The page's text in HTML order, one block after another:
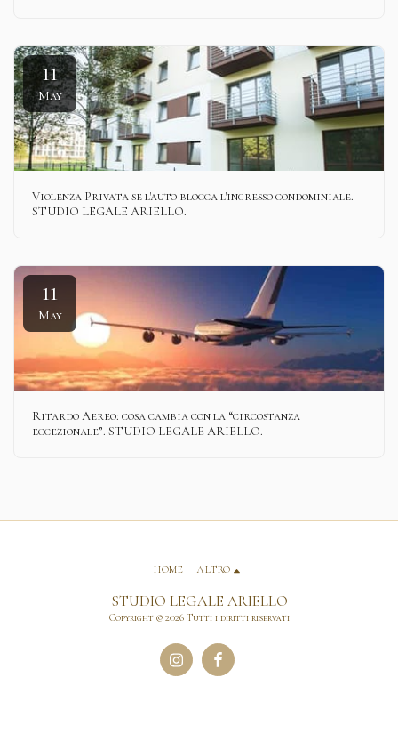
11
May
Violenza Privata se l'auto blocca l'ingresso condominiale.
STUDIO LEGALE ARIELLO.
11
May
Ritardo Aereo: cosa cambia con la “circostanza
eccezionale”. STUDIO LEGALE ARIELLO.
STUDIO LEGALE ARIELLO
Copyright © 2026 Tutti i diritti riservati
HOME ALTRO